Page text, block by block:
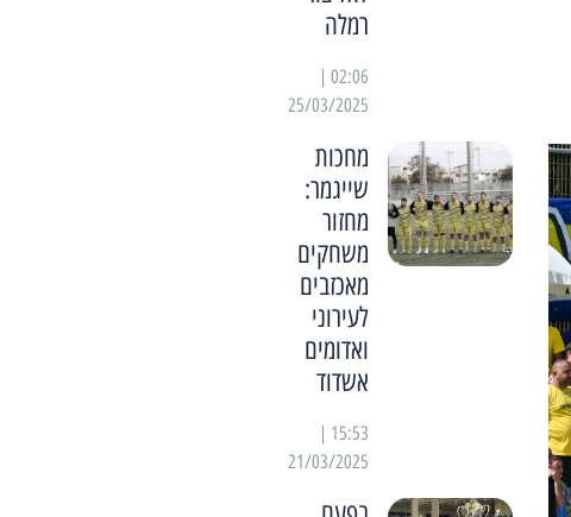
רמלה
25/03/2025
מחכות
שייגמר:
מחזור
משחקים
מאכזבים
לעירוני
ואדומים
אשדוד
21/03/2025